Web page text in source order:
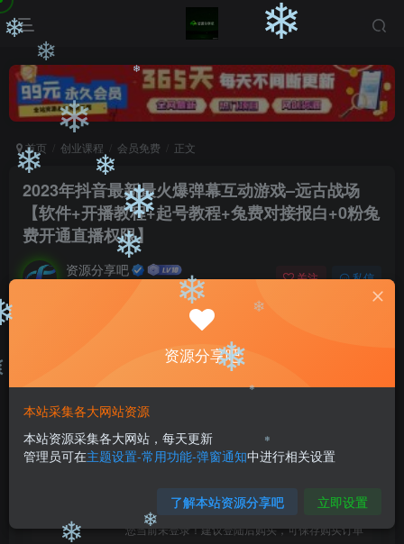
首页 创业课程 会员免费 正文
2023年抖音最新最火爆弹幕互动游戏–远古战场
【软件+开播教程+起号教程+兔费对接报白+0粉兔
费开通直播权限】
资源分享吧 关注 私信
此内容为付费阅读，请付费后查看
9.9
黄金会员免费 钻石会员免费
立即购买
您当前未登录！建议登陆后购买，可保存购买订单
资源分享吧
本站采集各大网站资源
本站资源采集各大网站，每天更新
管理员可在主题设置-常用功能-弹窗通知中进行相关设置
了解本站资源分享吧 立即设置
❄
❄
❄
❄
❄
❄
❄ ❄
❄